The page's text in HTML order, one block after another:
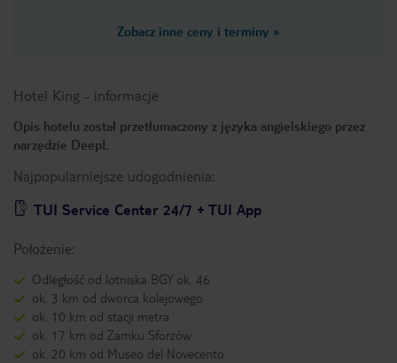
Zobacz inne ceny i terminy »
Hotel King - informacje
Opis hotelu został przetłumaczony z języka angielskiego przez
narzędzie DeepL
Najpopularniejsze udogodnienia:
TUI Service Center 24/7 + TUI App
Położenie:
Odległość od lotniska BGY ok. 46
ok. 3 km od dworca kolejowego
ok. 10 km od stacji metra
ok. 17 km od Zamku Sforzów
ok. 20 km od Museo del Novecento